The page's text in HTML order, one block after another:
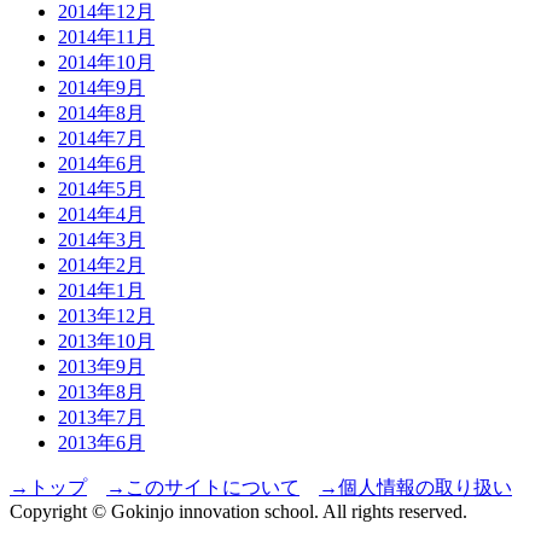
2014年12月
2014年11月
2014年10月
2014年9月
2014年8月
2014年7月
2014年6月
2014年5月
2014年4月
2014年3月
2014年2月
2014年1月
2013年12月
2013年10月
2013年9月
2013年8月
2013年7月
2013年6月
→トップ →このサイトについて
→個人情報の取り扱い
Copyright © Gokinjo innovation school. All rights reserved.